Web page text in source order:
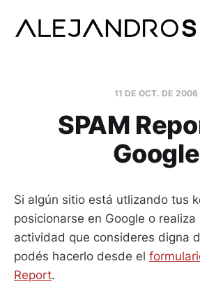
11 DE OCT. DE 2006
SPAM
Google
Si algún sitio está utlizando tus
posicionarse en Google o
actividad que consideres digna
podés hacerlo desde el
Report.